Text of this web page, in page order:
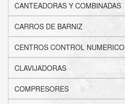
CANTEADORAS Y COMBINADAS
CARROS DE BARNIZ
CENTROS CONTROL NUMERICO
CLAVIJADORAS
COMPRESORES